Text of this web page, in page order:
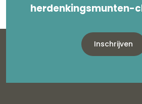
herdenkingsmunten-
Inschrijven